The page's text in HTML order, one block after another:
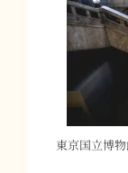
東京国立博